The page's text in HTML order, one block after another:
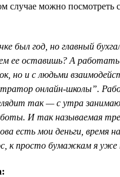
случае можно
был год, но главный
ее оставишь? А
но и с людьми
онлайн-школы”.
так — с утра
И так называемая
есть мои деньги, время
к просто бумажкам я уже